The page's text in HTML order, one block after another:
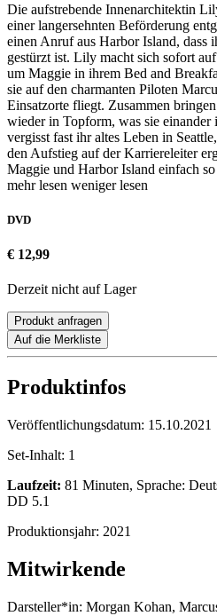
Die aufstrebende Innenarchitektin
einer langersehnten Beförderung
einen Anruf aus Harbor Island, dass
gestürzt ist. Lily macht sich sofort
um Maggie in ihrem Bed and
sie auf den charmanten Piloten
Einsatzorte fliegt. Zusammen
wieder in Topform, was sie
vergisst fast ihr altes Leben in
den Aufstieg auf der Karriereleiter
Maggie und Harbor Island einfach
mehr lesen weniger lesen
DVD
€ 12,99
Derzeit nicht auf Lager
Produkt anfragen
Auf die Merkliste
Produktinfos
Veröffentlichungsdatum: 15.10.2021
Set-Inhalt: 1
Laufzeit: 81 Minuten, Sprache:
DD 5.1
Produktionsjahr: 2021
Mitwirkende
Darsteller*in: Morgan Kohan,